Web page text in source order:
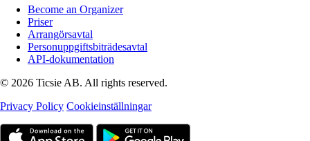
Become an Organizer
Priser
Arrangörsavtal
Personuppgiftsbiträdesavtal
API-dokumentation
© 2026 Ticsie AB. All rights reserved.
Privacy Policy Cookieinställningar